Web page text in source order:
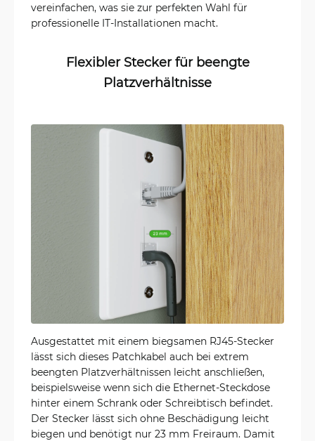
vereinfachen, was sie zur perfekten Wahl für
professionelle IT-Installationen macht.
Flexibler Stecker für beengte
Platzverhältnisse
Ausgestattet mit einem biegsamen RJ45-Stecker
lässt sich dieses Patchkabel auch bei extrem
beengten Platzverhältnissen leicht anschließen,
beispielsweise wenn sich die Ethernet-Steckdose
hinter einem Schrank oder Schreibtisch befindet.
Der Stecker lässt sich ohne Beschädigung leicht
biegen und benötigt nur 23 mm Freiraum. Damit